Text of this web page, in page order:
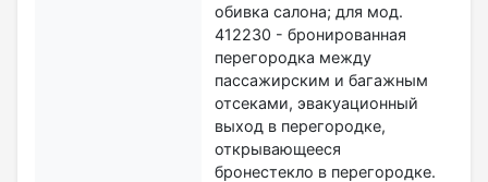
обивка салона; для мод.
412230 - бронированная
перегородка между
пассажирским и багажным
отсеками, эвакуационный
выход в перегородке,
открывающееся
бронестекло в перегородке.